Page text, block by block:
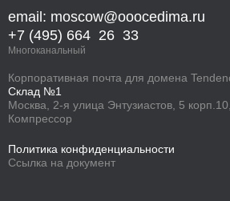
email: moscow@ooocedima.ru
+7 (495) 664 26 33
Многоканальный
Корпоративная почта для домена
Склад №1
Москва, 2-я улица Энтузиастов, 5
Компрессор
Политика конфиденциальности
Ссылка на документ